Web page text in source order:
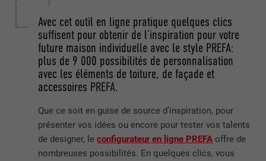
Avec cet outil en ligne pratique quelques clics
suffisent pour obtenir de l’inspiration pour votre
future maison individuelle avec le style PREFA:
plus de 9 000 possibilités de personnalisation
avec les éléments de toiture, de façade et
accessoires PREFA.
Que ce soit en guise de source d’inspiration, pour
présenter vos idées ou encore pour tester vos talents
de designer, leconfigurateur en ligne PREFA offre de
nombreuses possibilités. En quelques clics, vous